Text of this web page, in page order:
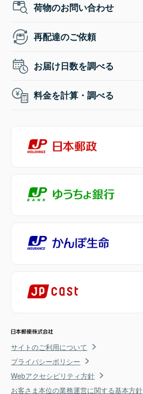
荷物のお問い合わせ
再配達のご依頼
お届け日数を調べる
料金を計算・調べる
サイトのご利用について
プライバシーポリシー
Webアクセシビリティ方針
お客さま本位の業務運営に関する基本方針